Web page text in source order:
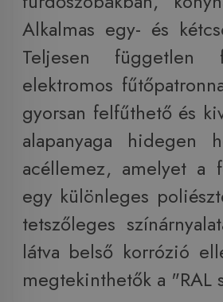
Alkalmas egy- és
Teljesen független
elektromos
gyorsan felfűthető és
alapanyaga hidegen
acéllemez, amelyet a
egy különleges
tetszőleges
látva belső korrózió
megtekinthetők a "RAL